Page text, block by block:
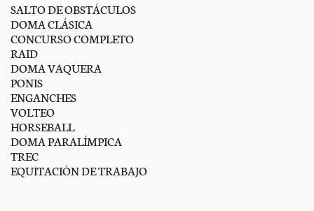
SALTO DE OBSTÁCULOS
DOMA CLÁSICA
CONCURSO COMPLETO
RAID
DOMA VAQUERA
PONIS
ENGANCHES
VOLTEO
HORSEBALL
DOMA PARALÍMPICA
TREC
EQUITACIÓN DE TRABAJO